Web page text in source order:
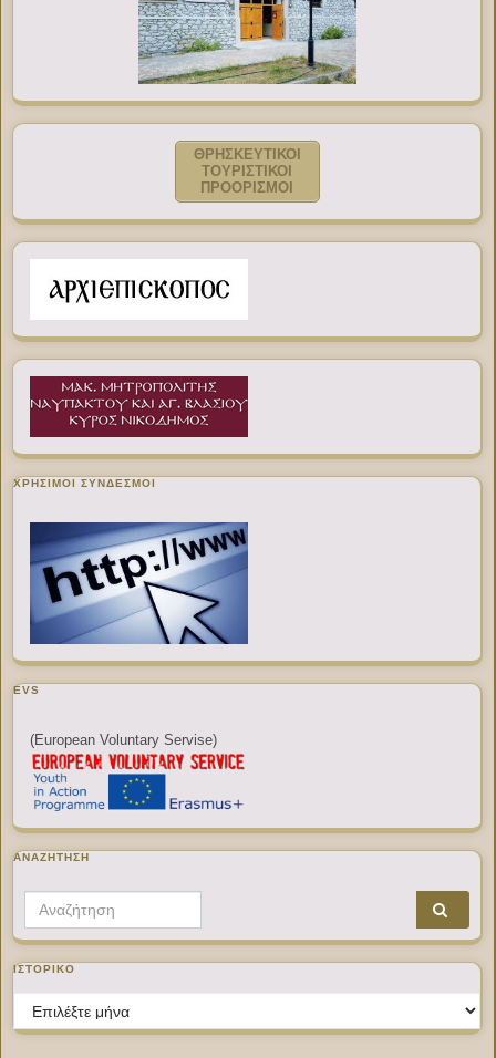
ΘΡΗΣΚΕΥΤΙΚΟΙ
ΤΟΥΡΙΣΤΙΚΟΙ
ΠΡΟΟΡΙΣΜΟΙ
ΧΡΉΣΙΜΟΙ ΣΎΝΔΕΣΜΟΙ
EVS
(European Voluntary Servise)
ΑΝΑΖΉΤΗΣΗ
Search for:
ΙΣΤΟΡΙΚΌ
Ιστορικό